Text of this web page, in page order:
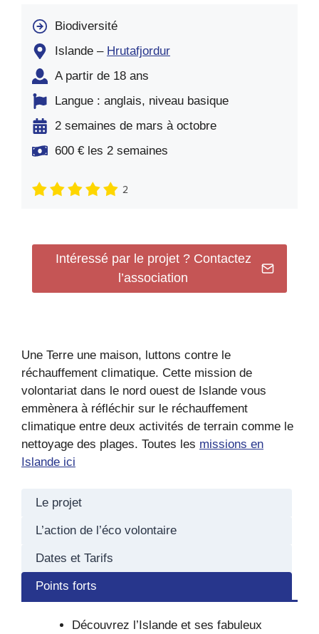
Biodiversité
Islande – Hrutafjordur
A partir de 18 ans
Langue : anglais, niveau basique
2 semaines de mars à octobre
600 € les 2 semaines
2
Intéressé par le projet ? Contactez
l’association
Une Terre une maison, luttons contre le
réchauffement climatique. Cette mission de
volontariat dans le nord ouest de Islande vous
emmènera à réfléchir sur le réchauffement
climatique entre deux activités de terrain comme le
nettoyage des plages. Toutes les missions en
Islande ici
Le projet
L’action de l’éco volontaire
Dates et Tarifs
Points forts
Découvrez l’Islande et ses fabuleux